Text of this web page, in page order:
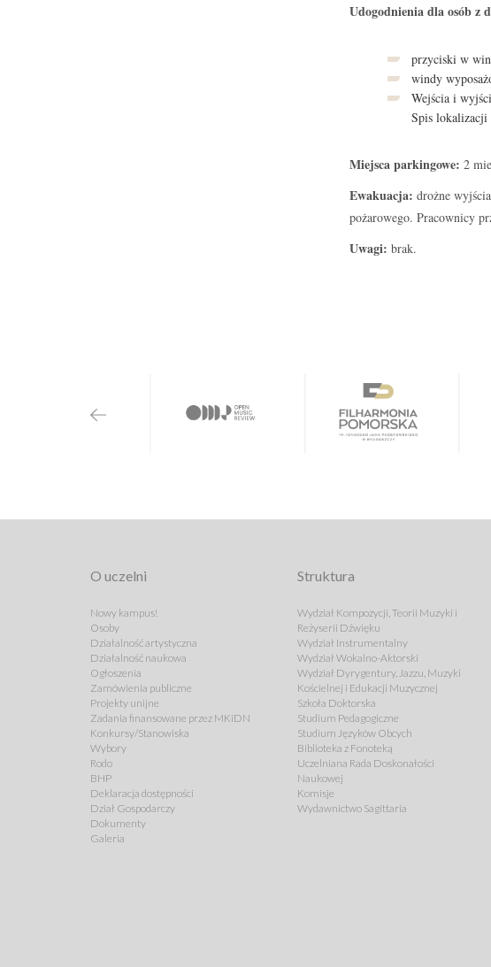
Udogodnienia dla osób z
przyciski w
windy
Wejścia i
Spis lokalizacji
Miejsca parkingowe: 2
Ewakuacja: drożne
pożarowego. Pracownicy
Uwagi: brak.
O uczelni
Nowy kampus!
Osoby
Działalność artystyczna
Działalność naukowa
Ogłoszenia
Zamówienia publiczne
Projekty unijne
Zadania finansowane przez MKiDN
Konkursy/Stanowiska
Wybory
Rodo
BHP
Deklaracja dostępności
Dział Gospodarczy
Dokumenty
Galeria
Struktura
Wydział Kompozycji, Teorii Muzyki i
Reżyserii Dźwięku
Wydział Instrumentalny
Wydział Wokalno-Aktorski
Wydział Dyrygentury, Jazzu, Muzyki
Kościelnej i Edukacji Muzycznej
Szkoła Doktorska
Studium Pedagogiczne
Studium Języków Obcych
Biblioteka z Fonoteką
Uczelniana Rada Doskonałości
Naukowej
Komisje
Wydawnictwo Sagittaria